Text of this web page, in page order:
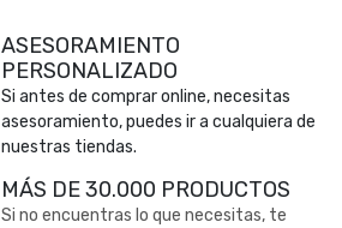
ASESORAMIENTO
PERSONALIZADO
Si antes de comprar online, necesitas
asesoramiento, puedes ir a cualquiera de
nuestras tiendas.
MÁS DE 30.000 PRODUCTOS
Si no encuentras lo que necesitas, te